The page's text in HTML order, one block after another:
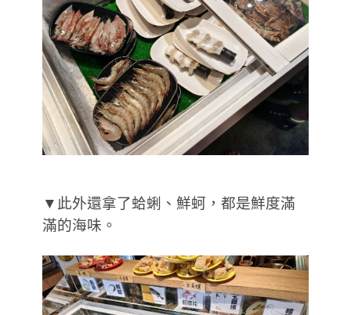
▼此外還拿了蛤蜊、鮮蚵，都是鮮度滿
滿的海味。